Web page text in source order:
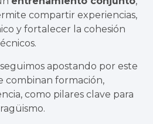
compartir experiencias,
y fortalecer la cohesión
apostando por este
combinan formación,
como pilares clave para